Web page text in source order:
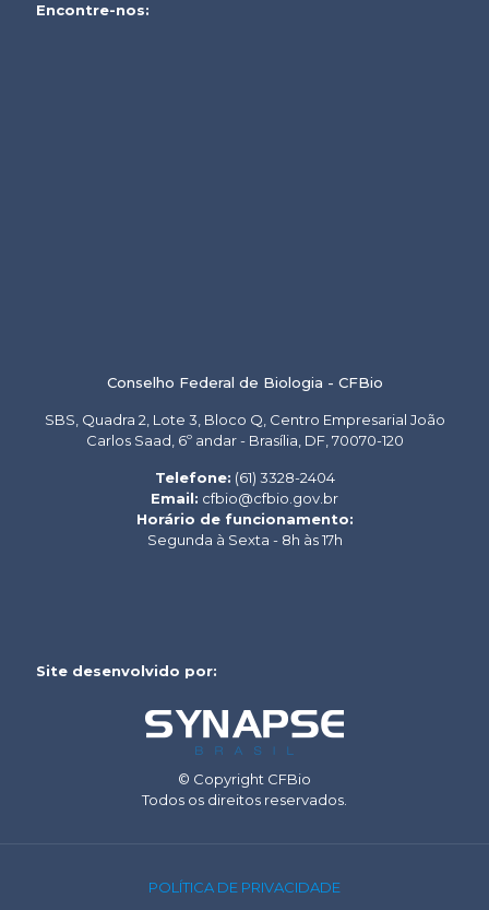
Encontre-nos:
Conselho Federal de Biologia - CFBio
SBS, Quadra 2, Lote 3, Bloco Q, Centro Empresarial João
Carlos Saad, 6º andar - Brasília, DF, 70070-120
Telefone: (61) 3328-2404
Email: cfbio@cfbio.gov.br
Horário de funcionamento:
Segunda à Sexta - 8h às 17h
Site desenvolvido por:
© Copyright CFBio
Todos os direitos reservados.
POLÍTICA DE PRIVACIDADE